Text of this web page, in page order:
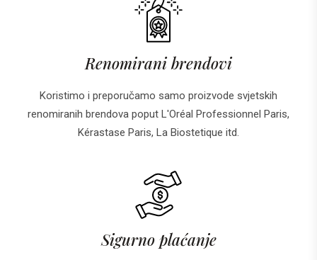
Renomirani brendovi
Koristimo i preporučamo samo proizvode svjetskih
renomiranih brendova poput L'Oréal Professionnel Paris,
Kérastase Paris, La Biostetique itd.
Sigurno plaćanje